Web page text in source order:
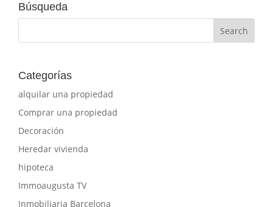
Búsqueda
Categorías
alquilar una propiedad
Comprar una propiedad
Decoración
Heredar vivienda
hipoteca
Immoaugusta TV
Inmobiliaria Barcelona